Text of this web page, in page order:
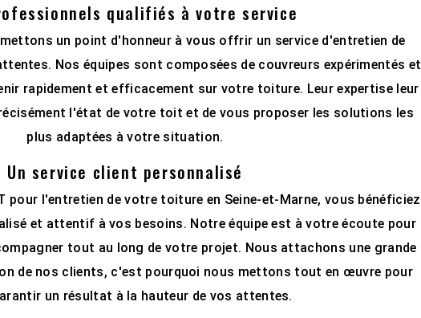
qualifiés à votre service
mettons un point d'honneur à vous offrir un service d'entretien de
Nos équipes sont composées de couvreurs expérimentés et
rapidement et efficacement sur votre toiture. Leur expertise leur
l'état de votre toit et de vous proposer les solutions les
plus adaptées à votre situation.
Un service client personnalisé
pour l'entretien de votre toiture en Seine-et-Marne, vous bénéficiez
et attentif à vos besoins. Notre équipe est à votre écoute pour
tout au long de votre projet. Nous attachons une grande
de nos clients, c'est pourquoi nous mettons tout en œuvre pour
un résultat à la hauteur de vos attentes.